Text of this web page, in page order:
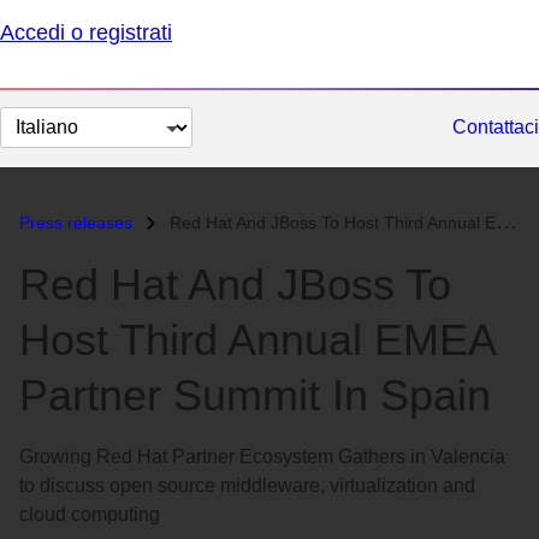
Accedi o registrati
Cambia
lingua
Contattaci
Press releases Red Hat And JBoss To Host Third Annual EMEA Partner Summit In Spain...
Red Hat And JBoss To
Host Third Annual EMEA
Partner Summit In Spain
Growing Red Hat Partner Ecosystem Gathers in Valencia
to discuss open source middleware, virtualization and
cloud computing